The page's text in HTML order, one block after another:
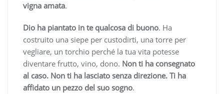
vigna amata.
Dio ha piantato in te qualcosa di buono. Ha
costruito una siepe per custodirti, una torre per
vegliare, un torchio perché la tua vita potesse
diventare frutto, vino, dono. Non ti ha consegnato
al caso. Non ti ha lasciato senza direzione. Ti ha
affidato un pezzo del suo sogno.